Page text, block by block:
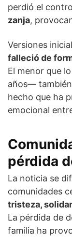
perdió el
zanja,
Versiones
falleció de
El menor que
años— también
hecho que ha
emocional
pérdida
La noticia se
comunidades
tristeza,
La pérdida de
familia ha